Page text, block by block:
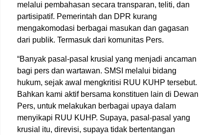
melalui pembahasan secara transparan, teliti, dan
partisipatif. Pemerintah dan DPR kurang
mengakomodasi berbagai masukan dan gagasan
dari publik. Termasuk dari komunitas Pers.
“Banyak pasal-pasal krusial yang menjadi ancaman
bagi pers dan wartawan. SMSI melalui bidang
hukum, sejak awal mengkritisi RUU KUHP tersebut.
Bahkan kami aktif bersama konstituen lain di Dewan
Pers, untuk melakukan berbagai upaya dalam
menyikapi RUU KUHP. Supaya, pasal-pasal yang
krusial itu, direvisi, supaya tidak bertentangan